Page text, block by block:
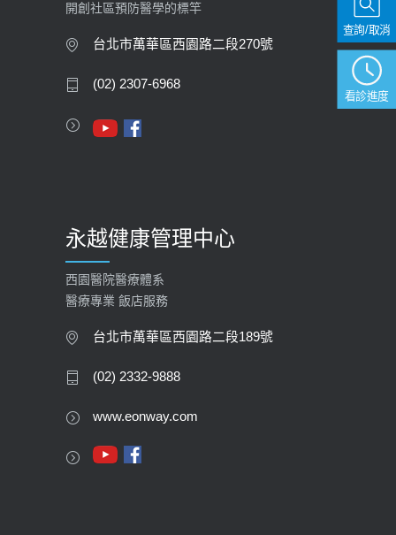
大吃大喝、肥胖害到膽囊！膽結石、
膽息肉如何處理？
2023-09-27
開創社區預防醫學的標竿
台北市萬華區西園路二段270號
(02) 2307-6968
永越健康管理中心
西園醫院醫療體系
醫療專業 飯店服務
台北市萬華區西園路二段189號
(02) 2332-9888
www.eonway.com
看診進度
查詢/取消